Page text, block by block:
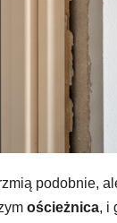
podobnie,
ościeżnica, i